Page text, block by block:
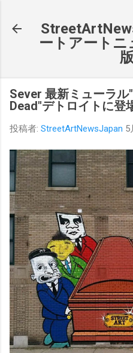
ートアートニ
Sever 最新ミューラ
Dead"デトロイトに登
投稿者: StreetArtNewsJapan 5